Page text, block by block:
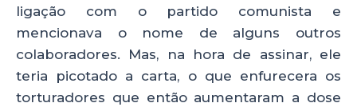
ligação com o partido comunista e
mencionava o nome de alguns outros
colaboradores. Mas, na hora de assinar, ele
teria picotado a carta, o que enfurecera os
torturadores que então aumentaram a dose